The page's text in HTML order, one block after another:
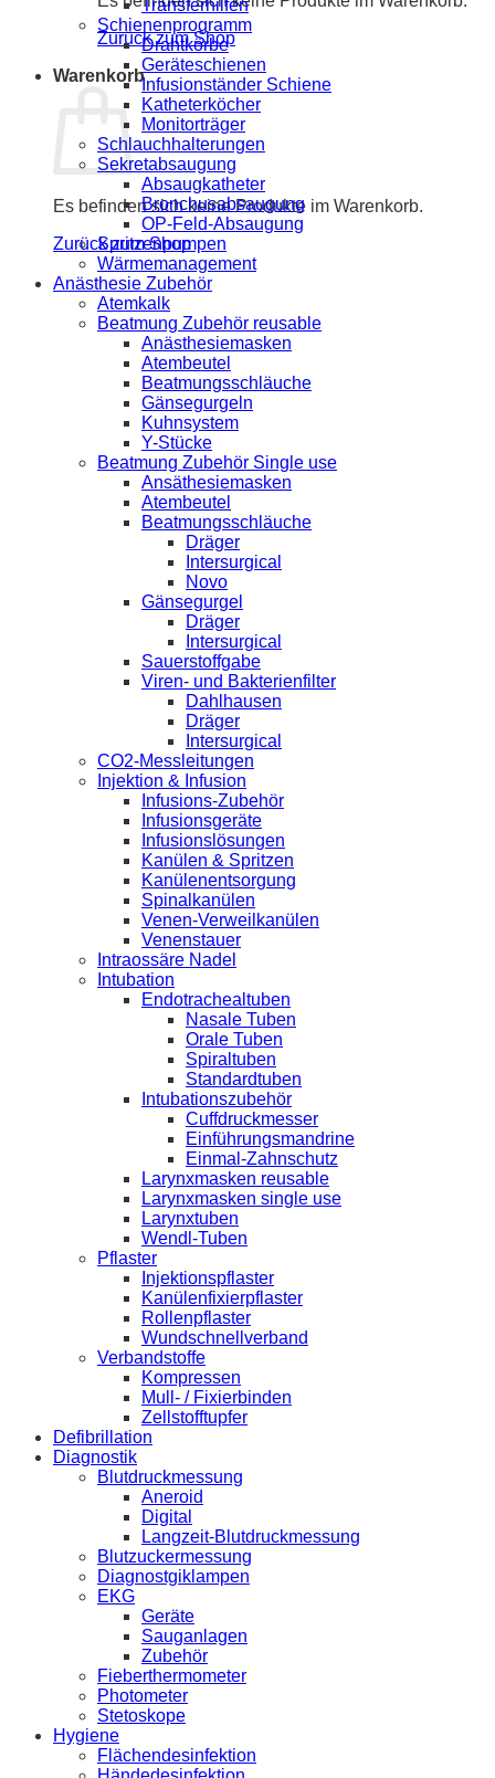
Zurück zum Shop
Warenkorb
Es befinden sich keine Produkte im Warenkorb.
Zurück zum Shop
Transferhilfen
Schienenprogramm
Drahtkörbe
Geräteschienen
Infusionständer Schiene
Katheterköcher
Monitorträger
Schlauchhalterungen
Sekretabsaugung
Absaugkatheter
Bronchusabsaugung
OP-Feld-Absaugung
Spritzenpumpen
Wärmemanagement
Anästhesie Zubehör
Atemkalk
Beatmung Zubehör reusable
Anästhesiemasken
Atembeutel
Beatmungsschläuche
Gänsegurgeln
Kuhnsystem
Y-Stücke
Beatmung Zubehör Single use
Ansäthesiemasken
Atembeutel
Beatmungsschläuche
Dräger
Intersurgical
Novo
Gänsegurgel
Dräger
Intersurgical
Sauerstoffgabe
Viren- und Bakterienfilter
Dahlhausen
Dräger
Intersurgical
CO2-Messleitungen
Injektion & Infusion
Infusions-Zubehör
Infusionsgeräte
Infusionslösungen
Kanülen & Spritzen
Kanülenentsorgung
Spinalkanülen
Venen-Verweilkanülen
Venenstauer
Intraossäre Nadel
Intubation
Endotrachealtuben
Nasale Tuben
Orale Tuben
Spiraltuben
Standardtuben
Intubationszubehör
Cuffdruckmesser
Einführungsmandrine
Einmal-Zahnschutz
Larynxmasken reusable
Larynxmasken single use
Larynxtuben
Wendl-Tuben
Pflaster
Injektionspflaster
Kanülenfixierpflaster
Rollenpflaster
Wundschnellverband
Verbandstoffe
Kompressen
Mull- / Fixierbinden
Zellstofftupfer
Defibrillation
Diagnostik
Blutdruckmessung
Aneroid
Digital
Langzeit-Blutdruckmessung
Blutzuckermessung
Diagnostgiklampen
EKG
Geräte
Sauganlagen
Zubehör
Fieberthermometer
Photometer
Stetoskope
Hygiene
Flächendesinfektion